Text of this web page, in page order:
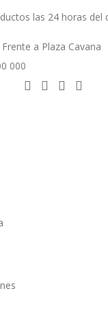
las 24 horas del
a Plaza Cavana
000